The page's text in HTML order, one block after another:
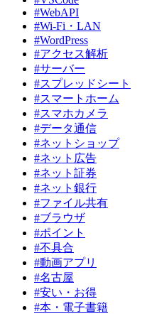
#WebAPI
#Wi-Fi・LAN
#WordPress
#アクセス解析
#サーバー
#スプレッドシート
#スマートホーム
#スマホカメラ
#データ通信
#ネットショップ
#ネット広告
#ネット証券
#ネット銀行
#ファイル共有
#ブラウザ
#ポイント
#不具合
#動画アプリ
#名古屋
#安い・お得
#本・電子書籍